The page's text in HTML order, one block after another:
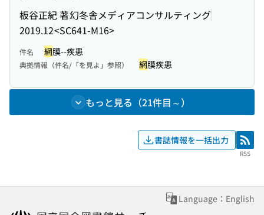
板谷正紀 著幻冬舎メディアコンサルティング
2019.12<SC641-M16>
件名 網膜--疾患
典拠情報（件名/「を見よ」参照） 網膜疾患
もっと見る（21件目～）
書誌情報を一括出力 RSS
RSS
Language：English